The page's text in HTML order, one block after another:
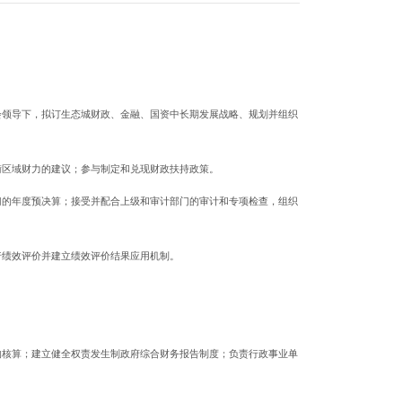
导下，拟订生态城财政、金融、国资中长期发展战略、规划并组织
域财力的建议；参与制定和兑现财政扶持政策。
年度预决算；接受并配合上级和审计部门的审计和专项检查，组织
效评价并建立绩效评价结果应用机制。
算；建立健全权责发生制政府综合财务报告制度；负责行政事业单